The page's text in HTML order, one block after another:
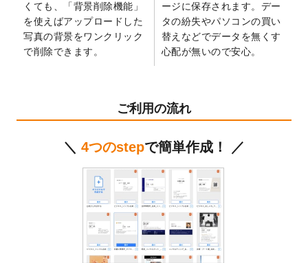
2025/1/15
配置できるデータ形式が増えました。
（pdf、psd、eps、tifに対応）
2024/12/24
2025年版4月始まりのカレンダーデザイン
箔押し年賀状のデザインテンプレート
ステッカーのデザインテンプレート
しました。
2025年巳年の年賀状デザインテンプレート
を公開いたしました。
喪中はがきのデザインテンプレート
いたしました。
2025年版1月始まりのカレンダーデザイン
くても、「背景削除機能」
を使えばアップロードした
写真の背景をワンクリック
で削除できます。
ージに保存されます。デー
タの紛失やパソコンの買い
替えなどでデータを無くす
心配が無いので安心。
ご利用の流れ
＼ 4つのstepで簡単作成！ ／